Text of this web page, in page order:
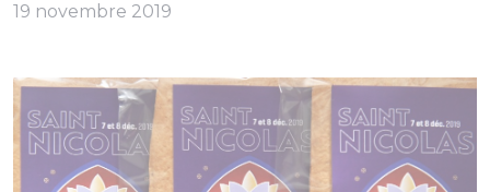
19 novembre 2019